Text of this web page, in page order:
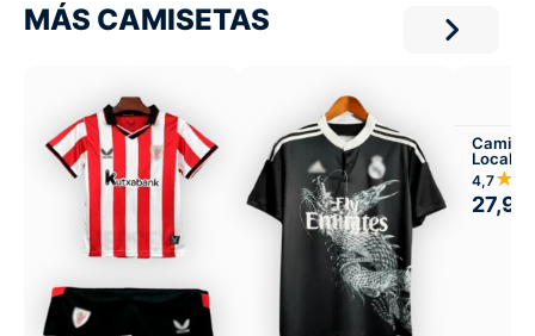
MÁS CAMISETAS
Local
4,7
27,99